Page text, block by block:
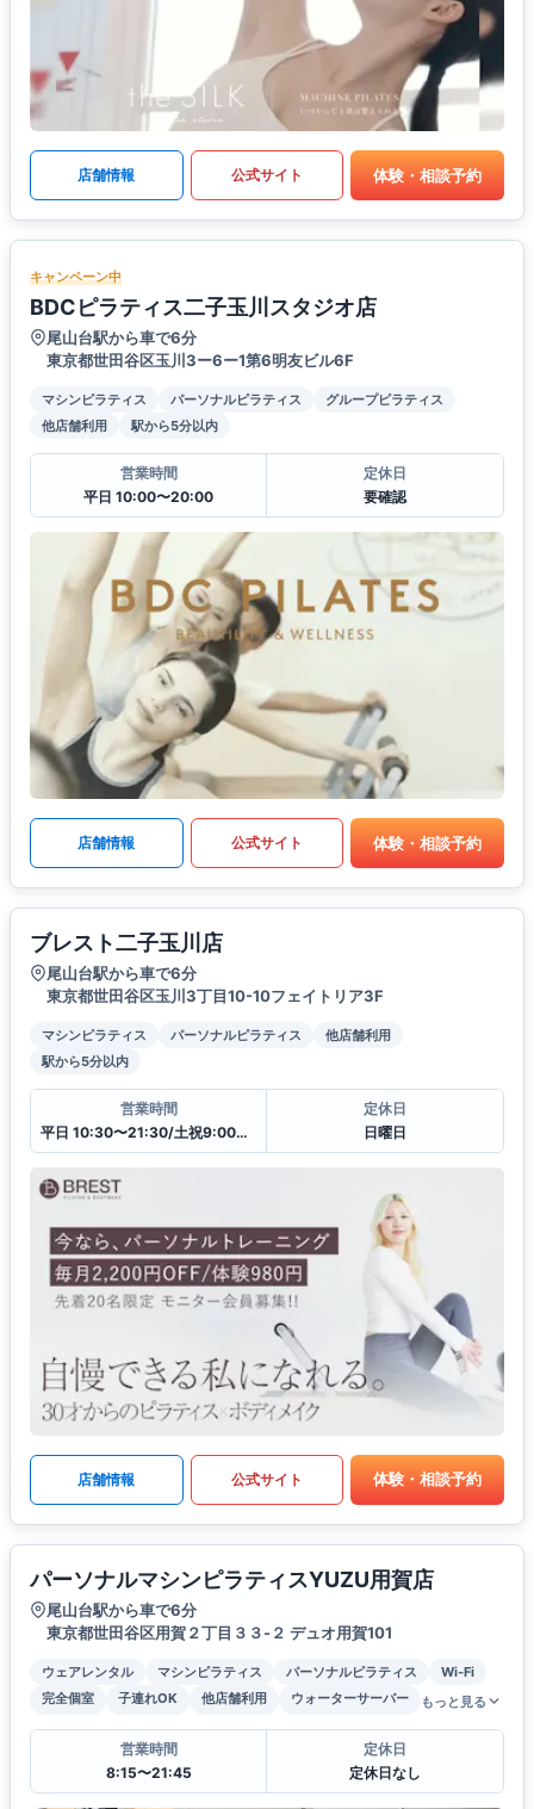
店舗情報 公式サイト 体験・相談予約
キャンペーン中
BDCピラティス二子玉川スタジオ店
尾山台駅から車で6分
東京都世田谷区玉川3ー6ー1第6明友ビル6F
マシンピラティス パーソナルピラティス
グループピラティス
他店舗利用
駅から5分以内
営業時間
平日 10:00〜20:00
定休日
要確認
店舗情報 公式サイト 体験・相談予約
ブレスト二子玉川店
尾山台駅から車で6分
東京都世田谷区玉川3丁目10-10フェイトリア3F
マシンピラティス パーソナルピラティス
他店舗利用
駅から5分以内
営業時間
平日 10:30〜21:30/土祝9:00〜20:00
定休日
日曜日
店舗情報 公式サイト 体験・相談予約
パーソナルマシンピラティスYUZU用賀店
尾山台駅から車で6分
東京都世田谷区用賀２丁目３３-２ デュオ用賀101
ウェアレンタル マシンピラティス パーソナルピラティス
Wi-Fi
完全個室
子連れOK 他店舗利用 ウォーターサーバー もっと見る
営業時間
8:15〜21:45
定休日
定休日なし